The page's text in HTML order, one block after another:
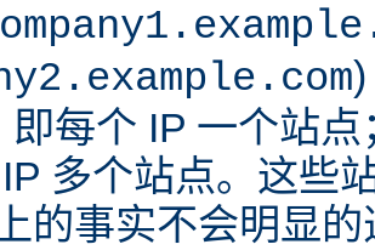
)
即每个 IP 一个站点
多个站点。这些
的事实不会明显